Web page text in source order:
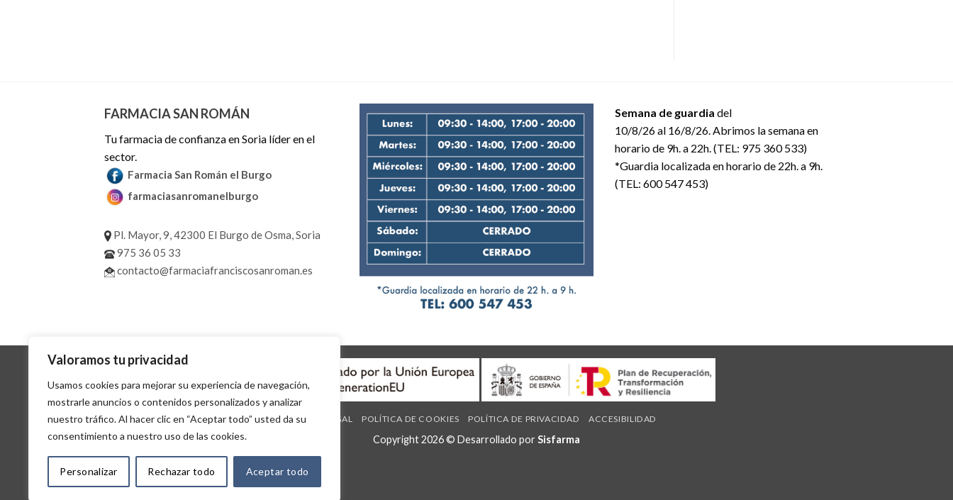
Valoramos tu privacidad
Usamos cookies para mejorar su experiencia de navegación,
mostrarle anuncios o contenidos personalizados y analizar
nuestro tráfico. Al hacer clic en “Aceptar todo” usted da su
consentimiento a nuestro uso de las cookies.
Personalizar Rechazar todo Aceptar todo
FARMACIA SAN ROMÁN
Tu farmacia de confianza en Soria líder en el
sector.
Farmacia San Román el Burgo
farmaciasanromanelburgo
Pl. Mayor, 9, 42300 El Burgo de Osma, Soria
975 36 05 33
contacto@farmaciafranciscosanroman.es
Semana de guardia del
10/8/26 al 16/8/26. Abrimos la semana en
horario de 9h. a 22h. (TEL: 975 360 533)
*Guardia localizada en horario de 22h. a 9h.
(TEL: 600 547 453)
AVISO LEGAL POLÍTICA DE COOKIES POLÍTICA DE PRIVACIDAD ACCESIBILIDAD
Copyright 2026 © Desarrollado por Sisfarma